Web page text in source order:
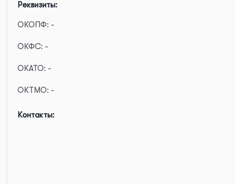
Реквизиты:
ОКОПФ: -
ОКФС: -
ОКАТО: -
ОКТМО: -
Контакты: